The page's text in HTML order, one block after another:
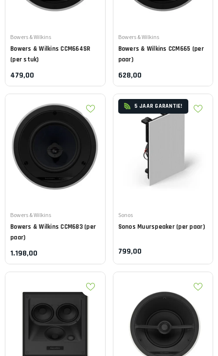
Leverancier:
Bowers & Wilkins
Bowers & Wilkins CCM664SR
(per stuk)
479,00
Leverancier:
Bowers & Wilkins
Bowers & Wilkins CCM665 (per
paar)
628,00
Leverancier:
Bowers & Wilkins
Bowers & Wilkins CCM683 (per
paar)
1.198,00
5 JAAR GARANTIE!
Leverancier:
Sonos
Sonos Muurspeaker (per paar)
799,00